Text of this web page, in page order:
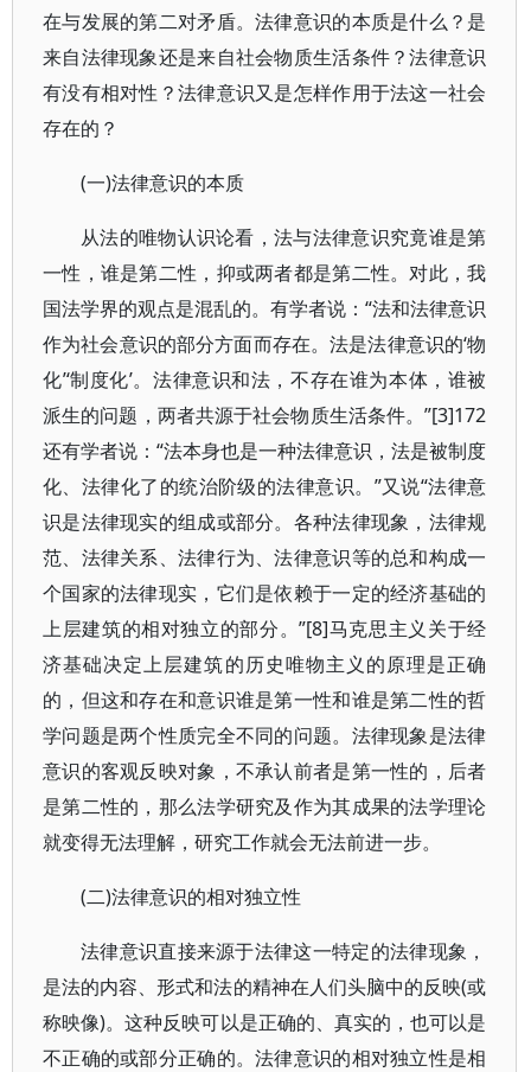
在与发展的第二对矛盾。法律意识的本质是什么？是
来自法律现象还是来自社会物质生活条件？法律意识
有没有相对性？法律意识又是怎样作用于法这一社会
存在的？
(一)法律意识的本质
从法的唯物认识论看，法与法律意识究竟谁是第
一性，谁是第二性，抑或两者都是第二性。对此，我
国法学界的观点是混乱的。有学者说：“法和法律意识
作为社会意识的部分方面而存在。法是法律意识的‘物
化’‘制度化’。法律意识和法，不存在谁为本体，谁被
派生的问题，两者共源于社会物质生活条件。”[3]172
还有学者说：“法本身也是一种法律意识，法是被制度
化、法律化了的统治阶级的法律意识。”又说“法律意
识是法律现实的组成或部分。各种法律现象，法律规
范、法律关系、法律行为、法律意识等的总和构成一
个国家的法律现实，它们是依赖于一定的经济基础的
上层建筑的相对独立的部分。”[8]马克思主义关于经
济基础决定上层建筑的历史唯物主义的原理是正确
的，但这和存在和意识谁是第一性和谁是第二性的哲
学问题是两个性质完全不同的问题。法律现象是法律
意识的客观反映对象，不承认前者是第一性的，后者
是第二性的，那么法学研究及作为其成果的法学理论
就变得无法理解，研究工作就会无法前进一步。
(二)法律意识的相对独立性
法律意识直接来源于法律这一特定的法律现象，
是法的内容、形式和法的精神在人们头脑中的反映(或
称映像)。这种反映可以是正确的、真实的，也可以是
不正确的或部分正确的。法律意识的相对独立性是相